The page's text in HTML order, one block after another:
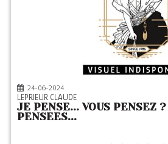
24-06-2024
LEPRIEUR CLAUDE
JE PENSE... VOUS PENSEZ
PENSEES...